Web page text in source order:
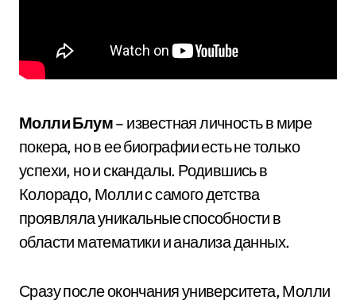
Молли Блум– известная личность в мире
покера, но в ее биографии есть не только
успехи, но и скандалы. Родившись в
Колорадо, Молли с самого детства
проявляла уникальные способности в
области математики и анализа данных.
Сразу после окончания университета, Молли